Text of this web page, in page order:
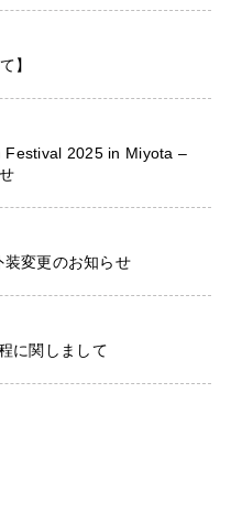
】
Festival 2025 in Miyota –
変更のお知らせ
に関しまして